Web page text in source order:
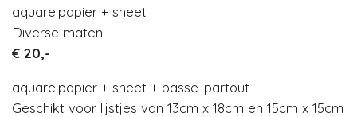
aquarelpapier + sheet
Diverse maten
€ 20,-
aquarelpapier + sheet + passe-partout
Geschikt voor lijstjes van 13cm x 18cm en 15cm x 15cm